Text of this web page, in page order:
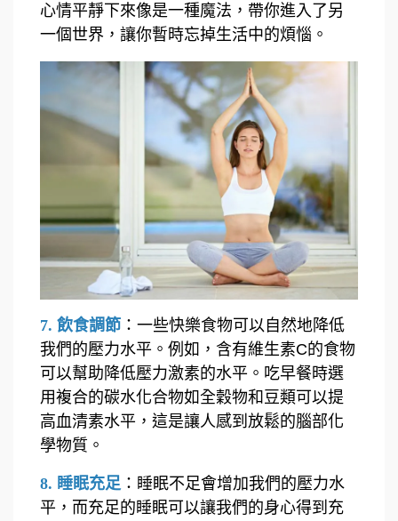
心情平靜下來像是一種魔法，帶你進入了另
一個世界，讓你暫時忘掉生活中的煩惱。
7. 飲食調節 ：一些快樂食物可以自然地降低
我們的壓力水平。例如，含有維生素C的食物
可以幫助降低壓力激素的水平。吃早餐時選
用複合的碳水化合物如全穀物和豆類可以提
高血清素水平，這是讓人感到放鬆的腦部化
學物質。
8. 睡眠充足： 睡眠不足會增加我們的壓力水
平，而充足的睡眠可以讓我們的身心得到充